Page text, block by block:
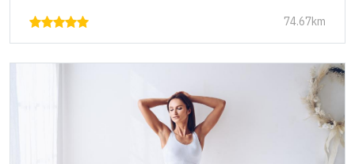
74.67km